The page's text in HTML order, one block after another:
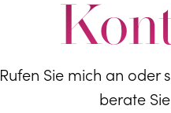
Rufen Sie mich an oder
berate